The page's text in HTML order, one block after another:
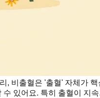
, 비출혈은 '출혈' 자체가
있어요. 특히 출혈이